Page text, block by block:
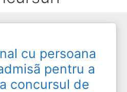
cu persoana
pentru a
concursul de